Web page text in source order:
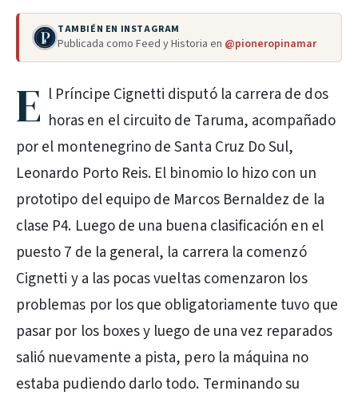
TAMBIÉN EN INSTAGRAM
Publicada como Feed y Historia en @pioneropinamar
E l Príncipe Cignetti disputó la carrera de dos
horas en el circuito de Taruma, acompañado
por el montenegrino de Santa Cruz Do Sul,
Leonardo Porto Reis. El binomio lo hizo con un
prototipo del equipo de Marcos Bernaldez de la
clase P4. Luego de una buena clasificación en el
puesto 7 de la general, la carrera la comenzó
Cignetti y a las pocas vueltas comenzaron los
problemas por los que obligatoriamente tuvo que
pasar por los boxes y luego de una vez reparados
salió nuevamente a pista, pero la máquina no
estaba pudiendo darlo todo. Terminando su